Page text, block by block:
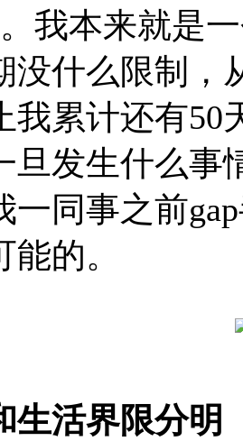
我本来就是
没什么限制，
我累计还有50
旦发生什么事
一同事之前
的。
活界限分明